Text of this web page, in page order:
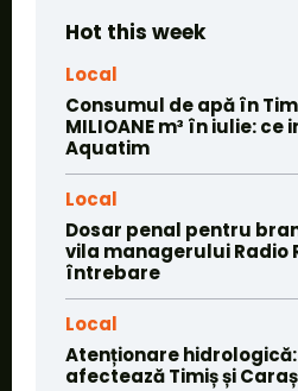
Hot this week
Local
Consumul de apă în
MILIOANE m³ în iulie:
Aquatim
Local
Dosar penal pentru
vila managerului Radio
întrebare
Local
Atenționare
afectează Timiș și